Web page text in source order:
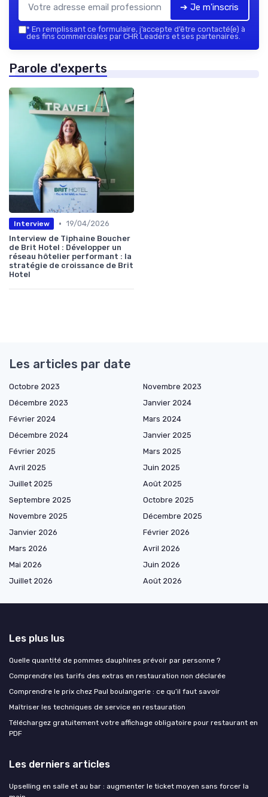
➔ Je m'inscris
* En remplissant ce formulaire, j’accepte d’être contacté(e) à
des fins commerciales par CHR Leaders et ses partenaires.
Parole d'experts
Interview • 19/04/2026
Interview de Tiphaine Boucher
de Brit Hotel : Développer un
réseau hôtelier performant : la
stratégie de croissance de Brit
Hotel
Les articles par date
Octobre 2023
Novembre 2023
Décembre 2023
Janvier 2024
Février 2024
Mars 2024
Décembre 2024
Janvier 2025
Février 2025
Mars 2025
Avril 2025
Juin 2025
Juillet 2025
Août 2025
Septembre 2025
Octobre 2025
Novembre 2025
Décembre 2025
Janvier 2026
Février 2026
Mars 2026
Avril 2026
Mai 2026
Juin 2026
Juillet 2026
Août 2026
Les plus lus
Quelle quantité de pommes dauphines prévoir par personne ?
Comprendre les tarifs des extras en restauration non déclarée
Comprendre le prix chez Paul boulangerie : ce qu’il faut savoir
Maîtriser les techniques de service en restauration
Téléchargez gratuitement votre affichage obligatoire pour restaurant en
PDF
Les derniers articles
Upselling en salle et au bar : augmenter le ticket moyen sans forcer la